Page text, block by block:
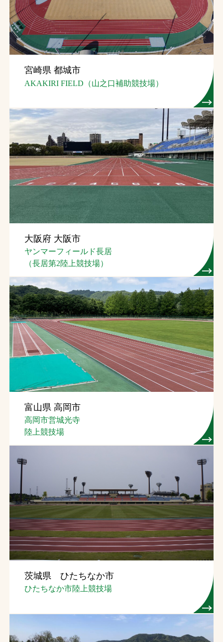
宮崎県 都城市
AKAKIRI FIELD（山之口補助競技場）
大阪府 大阪市
ヤンマーフィールド長居
（長居第2陸上競技場）
富山県 高岡市
高岡市営城光寺
陸上競技場
茨城県 ひたちなか市
ひたちなか市陸上競技場